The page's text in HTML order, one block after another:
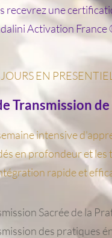
recevrez une
Activation France
EN
Transmission
intensive
en profondeur et
rapide et
Sacrée de la
des pratiques